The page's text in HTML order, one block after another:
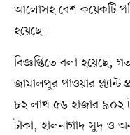
আলোসহ বেশ কয়েকটি
হয়েছে।
বিজ্ঞপ্তিতে বলা হয়েছে,
জামালপুর পাওয়ার
৮২ লাখ ৫৬ হাজার ৯০২
টাকা, হালনাগাদ সুদ ও